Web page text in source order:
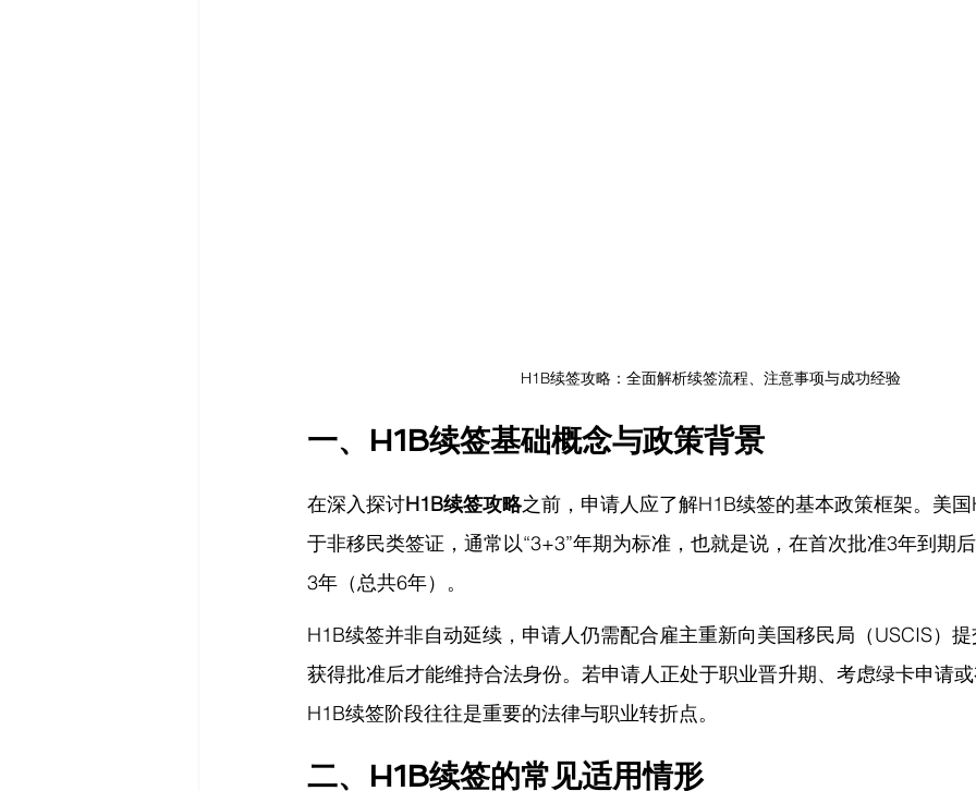
H1B续签攻略：全面解析续签流程、注意事项与成功经验
一、H1B续签基础概念与政策背景
在深入探讨H1B续签攻略之前，申请人应了解H1B续签的基本政策框架。美
于非移民类签证，通常以“3+3”年期为标准，也就是说，在首次批准3年到期
3年（总共6年）。
H1B续签并非自动延续，申请人仍需配合雇主重新向美国移民局（USCIS）
获得批准后才能维持合法身份。若申请人正处于职业晋升期、考虑绿卡申请或
H1B续签阶段往往是重要的法律与职业转折点。
二、H1B续签的常见适用情形